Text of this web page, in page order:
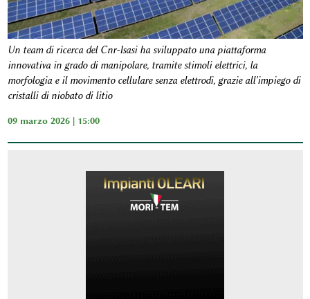
Un team di ricerca del Cnr-Isasi ha sviluppato una piattaforma
innovativa in grado di manipolare, tramite stimoli elettrici, la
morfologia e il movimento cellulare senza elettrodi, grazie all'impiego di
cristalli di niobato di litio
09 marzo 2026 | 15:00